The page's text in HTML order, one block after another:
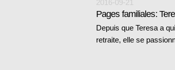
2016-09-21
Pages familiales:
Depuis que Teresa a
retraite, elle se